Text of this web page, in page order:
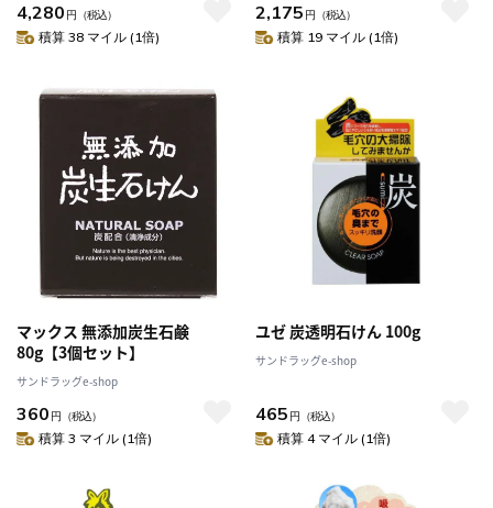
4,280 円 （税込）
積算 38 マイル (1倍)
2,175 円 （税込）
積算 19 マイル (1倍)
マックス 無添加炭生石鹸
80g【3個セット】
サンドラッグe-shop
360 円 （税込）
積算 3 マイル (1倍)
ユゼ 炭透明石けん 100g
サンドラッグe-shop
465 円 （税込）
積算 4 マイル (1倍)